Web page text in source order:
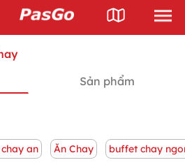
Sản phẩm
an Ăn Chay buffet chay